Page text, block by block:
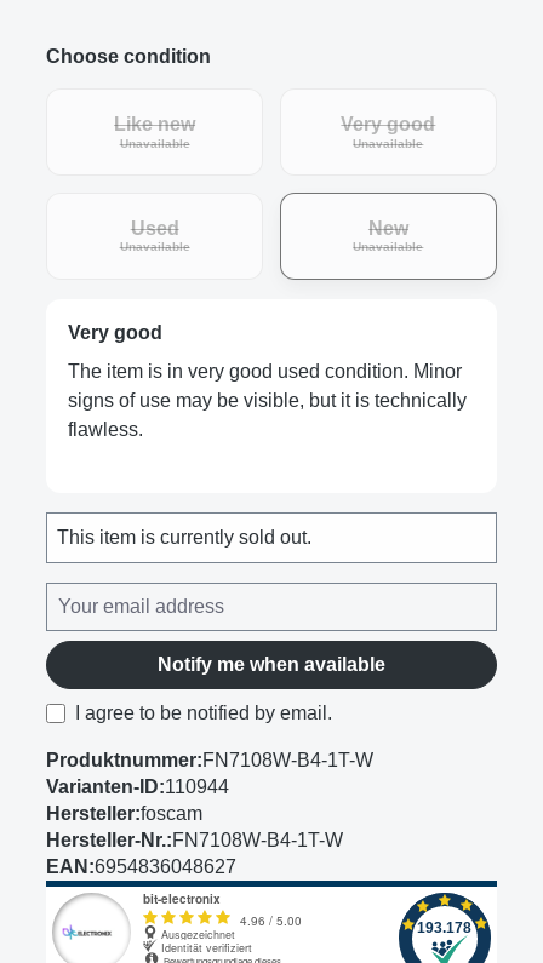
Choose condition
Like new
Unavailable(This option is currently unavailable.)
Very good
Unavailable(This option is
Used
Unavailable(This option is currently unavailable.)
New
Unavailable(This option is
Very good
The item is in very good used condition. Minor
signs of use may be visible, but it is technically
flawless.
This item is currently sold out.
Notify me when available
I agree to be notified by email.
Produktnummer:FN7108W-B4-1T-W
Varianten-ID:110944
Hersteller:foscam
Hersteller-Nr.:FN7108W-B4-1T-W
EAN:6954836048627